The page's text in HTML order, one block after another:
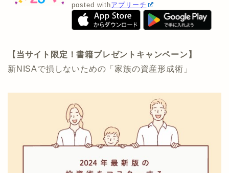
posted withアプリーチ
【当サイト限定！書籍プレゼントキャンペーン】
新NISAで損しないための「家族の資産形成術」